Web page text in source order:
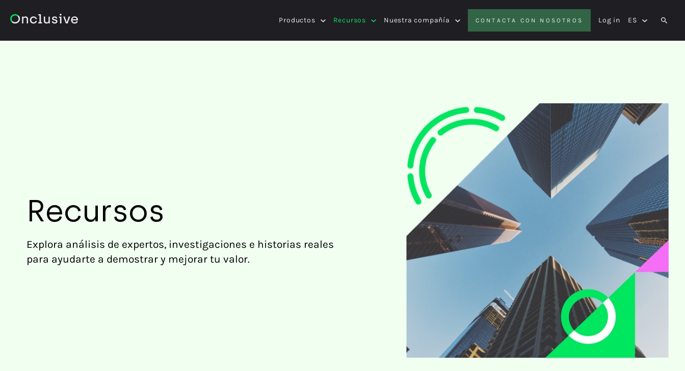
Productos Recursos Nuestra compañía CONTACTA CON NOSOTROS Log in ES
Recursos
Explora análisis de expertos, investigaciones e historias reales
para ayudarte a demostrar y mejorar tu valor.